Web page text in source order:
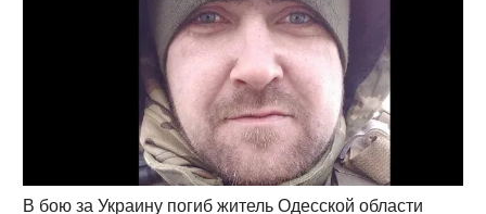
В бою за Украину погиб житель Одесской области